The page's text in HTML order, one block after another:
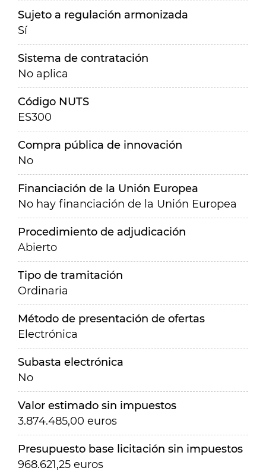
Sujeto a regulación armonizada
Sí
Sistema de contratación
No aplica
Código NUTS
ES300
Compra pública de innovación
No
Financiación de la Unión Europea
No hay financiación de la Unión Europea
Procedimiento de adjudicación
Abierto
Tipo de tramitación
Ordinaria
Método de presentación de ofertas
Electrónica
Subasta electrónica
No
Valor estimado sin impuestos
3.874.485,00 euros
Presupuesto base licitación sin impuestos
968.621,25 euros